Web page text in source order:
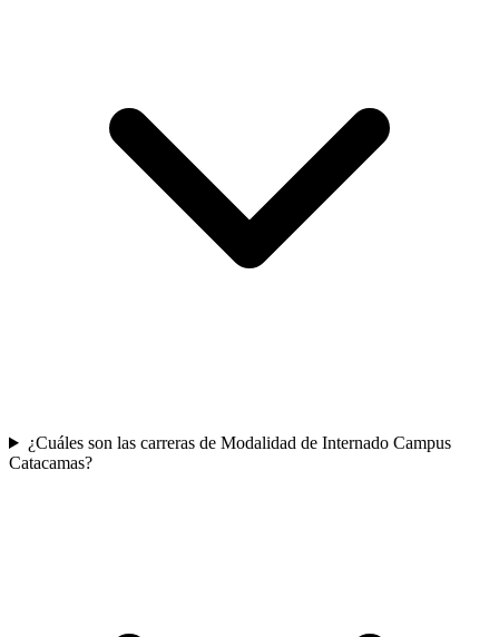
¿Cuáles son las carreras de Modalidad de Internado Campus
Catacamas?